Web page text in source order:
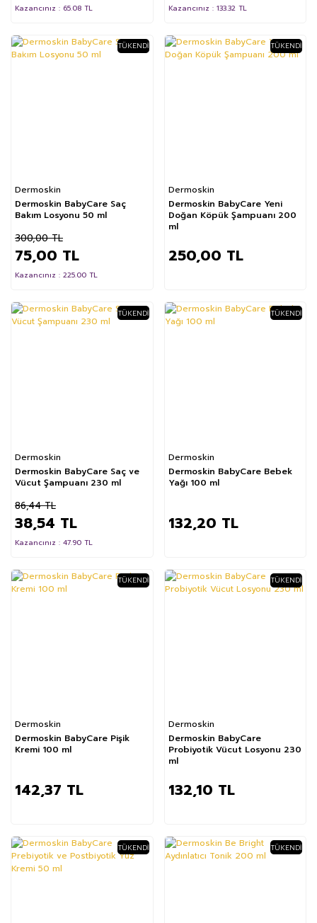
Kazancınız : 65.08 TL Kazancınız : 133.32 TL
%75 TÜKENDI
Dermoskin
Dermoskin BabyCare Saç
Bakım Losyonu 50 ml
75,00 TL
300,00 TL
Kazancınız : 225.00 TL
TÜKENDI
Dermoskin
Dermoskin BabyCare Yeni
Doğan Köpük Şampuanı 200
ml
250,00 TL
%55 TÜKENDI
Dermoskin
Dermoskin BabyCare Saç ve
Vücut Şampuanı 230 ml
38,54 TL
86,44 TL
Kazancınız : 47.90 TL
TÜKENDI
Dermoskin
Dermoskin BabyCare Bebek
Yağı 100 ml
132,20 TL
TÜKENDI
Dermoskin
Dermoskin BabyCare Pişik
Kremi 100 ml
142,37 TL
TÜKENDI
Dermoskin
Dermoskin BabyCare
Probiyotik Vücut Losyonu 230
ml
132,10 TL
TÜKENDI TÜKENDI